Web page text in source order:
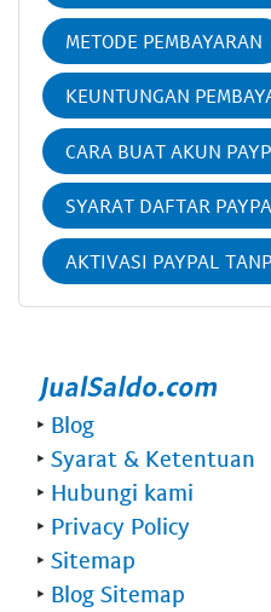
METODE PEMBAYARAN
KEUNTUNGAN
CARA BUAT AKUN
SYARAT DAFTAR
AKTIVASI PAYPAL
‣ Blog
‣ Syarat & Ketentuan
‣ Hubungi kami
‣ Privacy Policy
‣ Sitemap
‣ Blog Sitemap